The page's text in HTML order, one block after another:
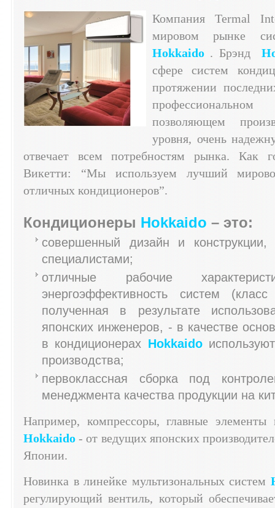
Компания Termal
мировом рынке
Hokkaido . Брэнд
сфере систем
протяжении
позволяющем
уровня, очень
отвечает всем потребностям рынка. Как
Викетти: “Мы используем лучший
отличных кондиционеров”.
Кондиционеры Hokkaido – это:
совершенный дизайн и конструкции,
специалистами;
отличные рабочие
энергоэффективность систем
полученная в результате
японских инженеров, - в качестве
в кондиционерах Hokkaido
производства;
первоклассная сборка под
менеджмента качества продукции на
Например, компрессоры, главные элементы
Hokkaido - от ведущих японских
Японии.
Новинка в линейке мультизональных систем
регулирующий вентиль, который